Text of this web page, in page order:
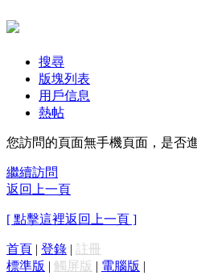
搜尋
版塊列表
用戶信息
熱帖
您訪問的頁面無手機頁面，是否
繼續訪問
返回上一頁
[ 點擊這裡返回上一頁 ]
首頁 | 登錄 | 註冊
標準版 | 觸屏版 | 電腦版 |